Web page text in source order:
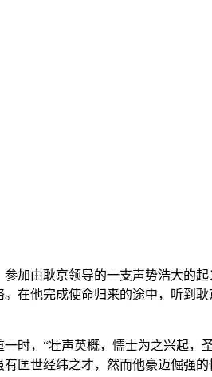
加由耿京领导的一支声势浩大的
。在他完成使命归来的途中，听
时，“壮声英概，懦士为之兴起
匡世经纬之才，然而他豪迈倔强